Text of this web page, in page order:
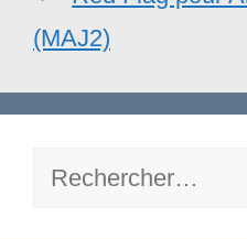
(MAJ2)
Rechercher :